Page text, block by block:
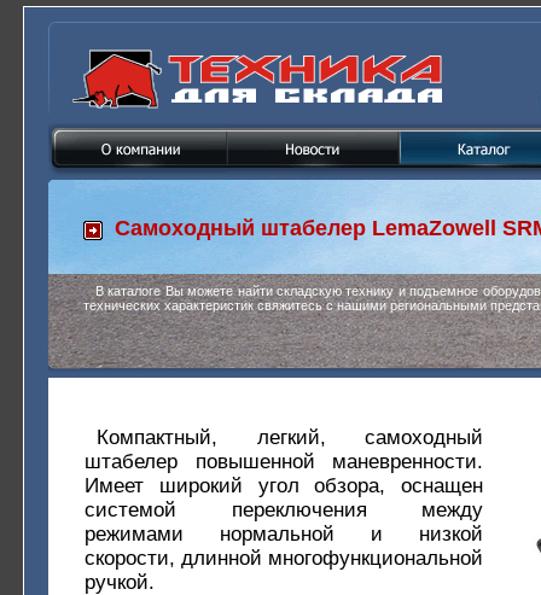
Самоходный штабелер LemaZowell
В каталоге Вы можете найти складскую технику и подъемное
технических характеристик свяжитесь с нашими региональными
Компактный, легкий, самоходный
штабелер повышенной маневренности.
Имеет широкий угол обзора, оснащен
системой переключения между
режимами нормальной и низкой
скорости, длинной многофункциональной
ручкой.